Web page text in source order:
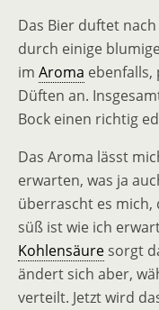
Das Bier duftet
durch einige
im Aroma ebenfalls,
Düften an.
Bock einen richtig
Das Aroma lässt
erwarten, was ja
überrascht es mich,
süß ist wie ich
Kohlensäure sorgt
ändert sich aber,
verteilt. Jetzt wird